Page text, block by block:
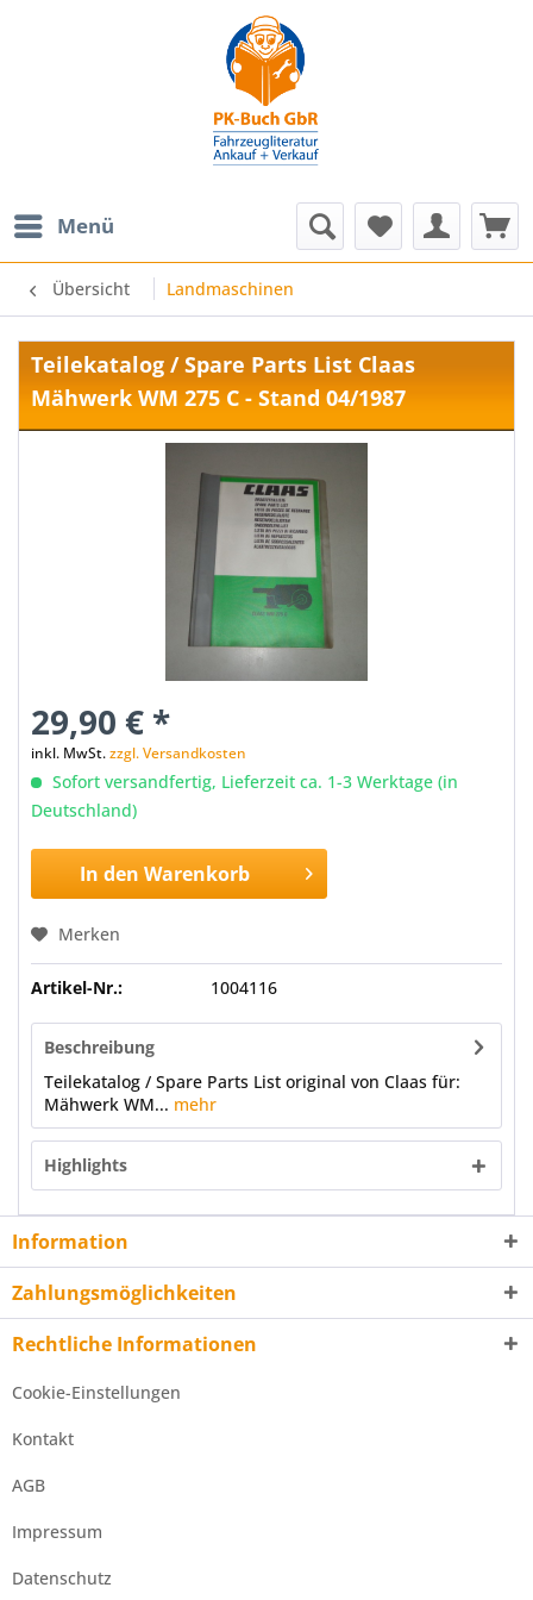
Menü
Übersicht Landmaschinen
Teilekatalog / Spare Parts List Claas
Mähwerk WM 275 C - Stand 04/1987
29,90 € *
inkl. MwSt.zzgl. Versandkosten
Sofort versandfertig, Lieferzeit ca. 1-3 Werktage (in
Deutschland)
In den Warenkorb
Merken
Artikel-Nr.: 1004116
Beschreibung
Teilekatalog / Spare Parts List original von Claas für:
Mähwerk WM... mehr
Highlights
Information
Zahlungsmöglichkeiten
Rechtliche Informationen
Cookie-Einstellungen
Kontakt
AGB
Impressum
Datenschutz